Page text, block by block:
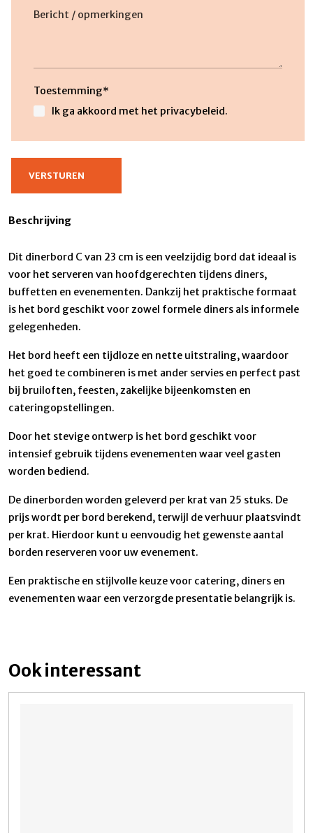
Beschrijving
Toestemming*
Ik ga akkoord met het privacybeleid.
Beschrijving
Dit dinerbord C van 23 cm is een veelzijdig bord dat ideaal is
voor het serveren van hoofdgerechten tijdens diners,
buffetten en evenementen. Dankzij het praktische formaat
is het bord geschikt voor zowel formele diners als informele
gelegenheden.
Het bord heeft een tijdloze en nette uitstraling, waardoor
het goed te combineren is met ander servies en perfect past
bij bruiloften, feesten, zakelijke bijeenkomsten en
cateringopstellingen.
Door het stevige ontwerp is het bord geschikt voor
intensief gebruik tijdens evenementen waar veel gasten
worden bediend.
De dinerborden worden geleverd per krat van 25 stuks. De
prijs wordt per bord berekend, terwijl de verhuur plaatsvindt
per krat. Hierdoor kunt u eenvoudig het gewenste aantal
borden reserveren voor uw evenement.
Een praktische en stijlvolle keuze voor catering, diners en
evenementen waar een verzorgde presentatie belangrijk is.
Ook interessant